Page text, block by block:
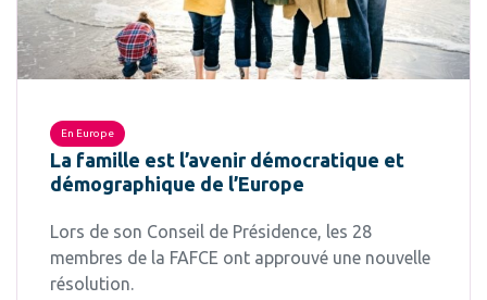
En Europe
La famille est l’avenir démocratique et
démographique de l’Europe
Lors de son Conseil de Présidence, les 28
membres de la FAFCE ont approuvé une nouvelle
résolution.